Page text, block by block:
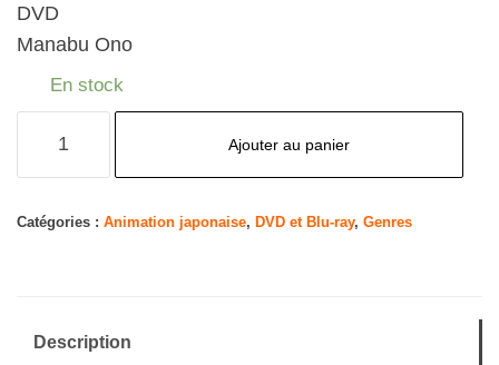
DVD
Manabu Ono
En stock
Art
Ajouter au panier
Catégories : Animation japonaise, DVD et Blu-ray, Genres
Description